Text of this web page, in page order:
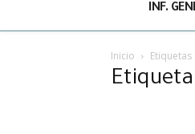
INF.
Inicio Etiquetas